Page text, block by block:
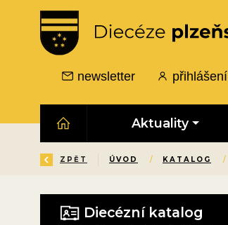
newsletter přihlášení
Aktuality
ZPĚT ÚVOD / KATALOG /
Diecézní katalog